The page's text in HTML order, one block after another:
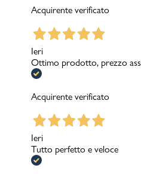
Acquirente verificato
Ieri
Ottimo prodotto, prezzo
Acquirente verificato
Ieri
Tutto perfetto e veloce